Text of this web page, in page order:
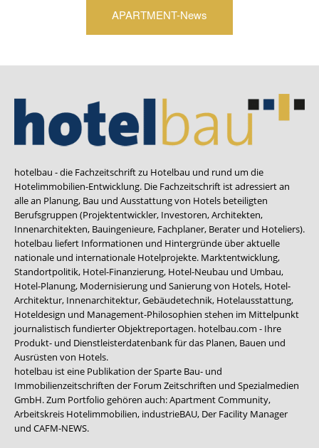
APARTMENT-News
hotelbau - die Fachzeitschrift zu Hotelbau und rund um die
Hotelimmobilien-Entwicklung. Die Fachzeitschrift ist adressiert an
alle an Planung, Bau und Ausstattung von Hotels beteiligten
Berufsgruppen (Projektentwickler, Investoren, Architekten,
Innenarchitekten, Bauingenieure, Fachplaner, Berater und Hoteliers).
hotelbau liefert Informationen und Hintergründe über aktuelle
nationale und internationale Hotelprojekte. Marktentwicklung,
Standortpolitik, Hotel-Finanzierung, Hotel-Neubau und Umbau,
Hotel-Planung, Modernisierung und Sanierung von Hotels, Hotel-
Architektur, Innenarchitektur, Gebäudetechnik, Hotelausstattung,
Hoteldesign und Management-Philosophien stehen im Mittelpunkt
journalistisch fundierter Objektreportagen. hotelbau.com - Ihre
Produkt- und Dienstleisterdatenbank für das Planen, Bauen und
Ausrüsten von Hotels.
hotelbau ist eine Publikation der Sparte Bau- und
Immobilienzeitschriften der Forum Zeitschriften und Spezialmedien
GmbH. Zum Portfolio gehören auch:Apartment Community,
Arbeitskreis Hotelimmobilien, industrieBAU, Der Facility Manager
und CAFM-NEWS.